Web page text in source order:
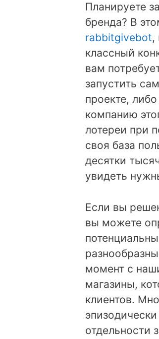
Планируете
бренда? В
rabbitgivebot,
классный
вам
запустить
проекте,
компанию
лотереи при
своя база
десятки
увидеть
Если вы
вы можете
момент с
магазины,
клиентов.
отдельности